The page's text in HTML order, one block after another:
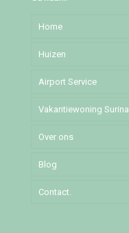
Home
Huizen
Djedoestraat
Mochalaan
Pommeroosstraat
Puleowinastraat
Tillystraat
Airport Service
Vakantiewoning
Over ons
Blog
Contact.